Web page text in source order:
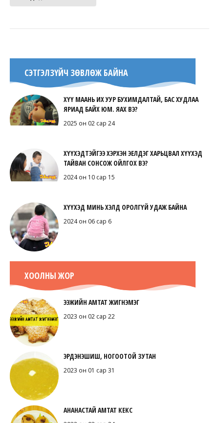
СЭТГЭЛЗҮЙЧ ЗӨВЛӨЖ БАЙНА
ХҮҮ МААНЬ ИХ УУР БУХИМДАЛТАЙ, БАС ХУДЛАА
ЯРИАД БАЙХ ЮМ. ЯАХ ВЭ?
2025 он 02 сар 24
ХҮҮХЭДТЭЙГЭЭ ХЭРХЭН ЭЕЛДЭГ ХАРЬЦВАЛ ХҮҮХЭД
ТАЙВАН СОНСОЖ ОЙЛГОХ ВЭ?
2024 он 10 сар 15
ХҮҮХЭД МИНЬ ХЭЛД ОРОЛГҮЙ УДАЖ БАЙНА
2024 он 06 сар 6
ХООЛНЫ ЖОР
ЭЭЖИЙН АМТАТ ЖИГНЭМЭГ
2023 он 02 сар 22
ЭРДЭНЭШИШ, НОГООТОЙ ЗУТАН
2023 он 01 сар 31
АНАНАСТАЙ АМТАТ КЕКС